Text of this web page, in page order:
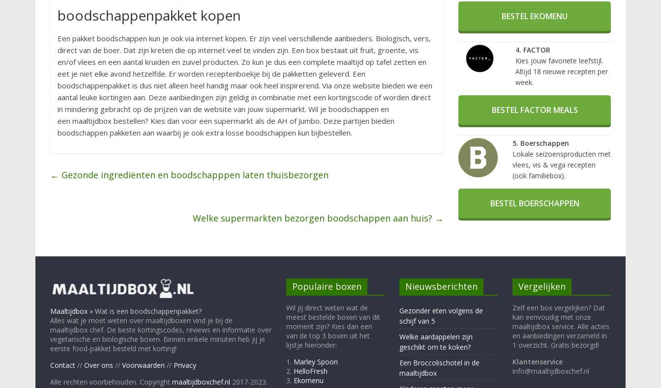
boodschappenpakket kopen
Een pakket boodschappen kun je ook via internet kopen. Er zijn veel verschillende aanbieders. Biologisch, vers,
direct van de boer. Dat zijn kreten die op internet veel te vinden zijn. Een box bestaat uit fruit, groente, vis
en/of vlees en een aantal kruiden en zuivel producten. Zo kun je dus een complete maaltijd op tafel zetten en
eet je niet elke avond hetzelfde. Er worden receptenboekje bij de pakketten geleverd. Een
boodschappenpakket is dus niet alleen heel handig maar ook heel inspirerend. Via onze website bieden we een
aantal leuke kortingen aan. Deze aanbiedingen zijn geldig in combinatie met een kortingscode of worden direct
in mindering gebracht op de prijzen van de website van jouw supermarkt. Wil je boodschappen en
een maaltijdbox bestellen? Kies dan voor een supermarkt als de AH of Jumbo. Deze partijen bieden
boodschappen pakketen aan waarbij je ook extra losse boodschappen kun bijbestellen.
← Gezonde ingrediënten en boodschapppen laten thuisbezorgen
Welke supermarkten bezorgen boodschappen aan huis? →
BESTEL EKOMENU
4. FACTOR
Kies jouw favoriete leefstijl.
Altijd 18 nieuwe recepten per
week.
BESTEL FACTOR MEALS
5. Boerschappen
Lokale seizoensproducten met
vlees, vis & vega recepten
(ook familiebox).
BESTEL BOERSCHAPPEN
Maaltijdbox » Wat is een boodschappenpakket?
Alles wat je moet weten over maaltijdboxen vind je bij de
maaltijdbox chef. De beste kortingscodes, reviews en informatie over
vegetarische en biologische boxen. Binnen enkele minuten heb jij je
eerste food-pakket besteld met korting!
Contact // Over ons // Voorwaarden // Privacy
Alle rechten voorbehouden. Copyright maaltijdboxchef.nl 2017-2023.
Populaire boxen
Wil jij direct weten wat de
meest bestelde boxen van dit
moment zijn? Kies dan een
van de top 3 boxen uit het
lijstje hieronder:
1. Marley Spoon
2. HelloFresh
3. Ekomenu
Nieuwsberichten
Gezonder eten volgens de
schijf van 5
Welke aardappelen zijn
geschikt om te koken?
Een Broccolischotel in de
maaltijdbox
Vergelijken
Zelf een box vergelijken? Dat
kan eenvoudig met onze
maaltijdbox service. Alle acties
en aanbiedingen verzameld in
1 overzicht. Gratis bezorgd!
Klantenservice
info@maaltijdboxchef.nl